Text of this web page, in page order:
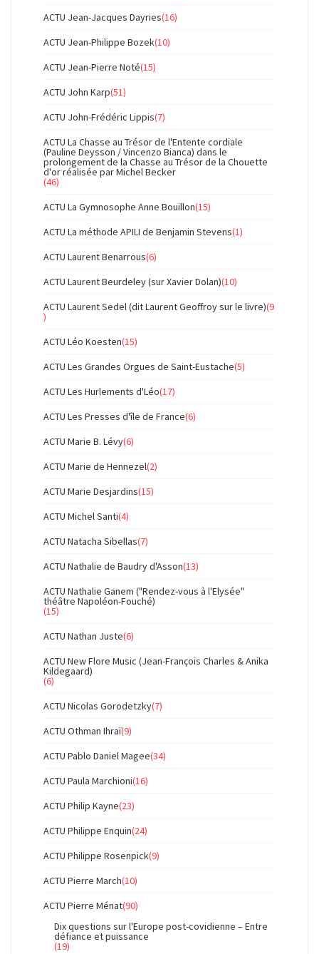
ACTU Jean-Jacques Dayries(16)
ACTU Jean-Philippe Bozek(10)
ACTU Jean-Pierre Noté(15)
ACTU John Karp(51)
ACTU John-Frédéric Lippis(7)
ACTU La Chasse au Trésor de l'Entente cordiale
(Pauline Deysson / Vincenzo Bianca) dans le
prolongement de la Chasse au Trésor de la Chouette
d'or réalisée par Michel Becker
(46)
ACTU La Gymnosophe Anne Bouillon(15)
ACTU La méthode APILI de Benjamin Stevens(1)
ACTU Laurent Benarrous(6)
ACTU Laurent Beurdeley (sur Xavier Dolan)(10)
ACTU Laurent Sedel (dit Laurent Geoffroy sur le livre)(9
)
ACTU Léo Koesten(15)
ACTU Les Grandes Orgues de Saint-Eustache(5)
ACTU Les Hurlements d'Léo(17)
ACTU Les Presses d'île de France(6)
ACTU Marie B. Lévy(6)
ACTU Marie de Hennezel(2)
ACTU Marie Desjardins(15)
ACTU Michel Santi(4)
ACTU Natacha Sibellas(7)
ACTU Nathalie de Baudry d'Asson(13)
ACTU Nathalie Ganem ("Rendez-vous à l'Elysée"
théâtre Napoléon-Fouché)
(15)
ACTU Nathan Juste(6)
ACTU New Flore Music (Jean-François Charles & Anika
Kildegaard)
(6)
ACTU Nicolas Gorodetzky(7)
ACTU Othman Ihraï(9)
ACTU Pablo Daniel Magee(34)
ACTU Paula Marchioni(16)
ACTU Philip Kayne(23)
ACTU Philippe Enquin(24)
ACTU Philippe Rosenpick(9)
ACTU Pierre March(10)
ACTU Pierre Ménat(90)
Dix questions sur l'Europe post-covidienne – Entre
défiance et puissance
(19)